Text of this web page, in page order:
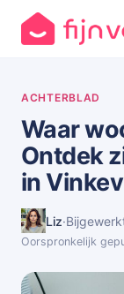
ACHTERBLAD
Waar
Ontdek
in
Liz·
Oorspronkelijk